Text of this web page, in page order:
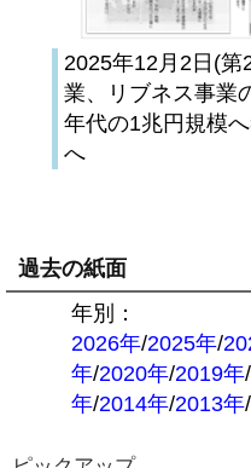
2025年12月2日(第
業、リブネス事業
年代の1兆円規模
へ
過去の紙面
年別：
2026年/2025年/
年/2020年/2019年/
年/2014年/2013年/